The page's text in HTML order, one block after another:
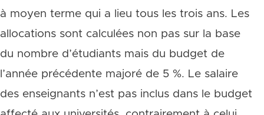
à moyen terme qui a lieu tous les trois ans. Les
allocations sont calculées non pas sur la base
du nombre d’étudiants mais du budget de
l’année précédente majoré de 5 %. Le salaire
des enseignants n’est pas inclus dans le budget